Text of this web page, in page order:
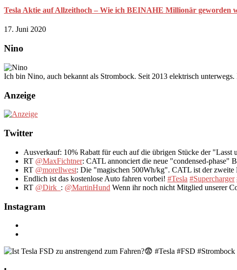
Tesla Aktie auf Allzeithoch – Wie ich BEINAHE Millionär geworden
17. Juni 2020
Nino
Ich bin Nino, auch bekannt als Strombock. Seit 2013 elektrisch
Anzeige
Twitter
Ausverkauf: 10% Rabatt für euch auf die übrigen Stücke der
RT @MaxFichtner: CATL annonciert die neue "condensed-
RT @morellwest: Die "magischen 500Wh/kg". CATL ist der zweite
Endlich ist das kostenlose Auto fahren vorbei! #Tesla #Supercharger
RT @Dirk_ : @MartinHund Wenn ihr noch nicht Mitglied unserer
Instagram